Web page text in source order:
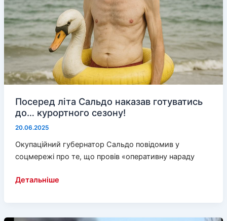
Посеред літа Сальдо наказав готуватись
до… курортного сезону!
20.06.2025
Окупаційний губернатор Сальдо повідомив у
соцмережі про те, що провів «оперативну нараду
Посеред
наказав
Детальніше